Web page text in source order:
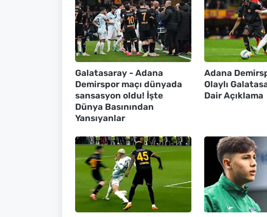
Galatasaray - Adana
Demirspor maçı dünyada
sansasyon oldu! İşte
Dünya Basınından
Yansıyanlar
Adana
Olaylı
Dair Açıklama